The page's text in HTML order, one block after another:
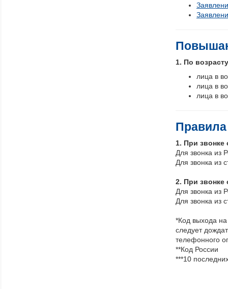
1. По
лица в
лица в
лица в
Правила
1. При звонке
Для звонка из
Для звонка из
2. При звонке
Для звонка из
Для звонка из
*Код выхода
следует
телефонного
**Код России
***10